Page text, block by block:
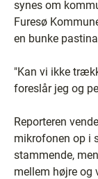
synes om
Furesø
en bunke
"Kan vi ikke
foreslår jeg og
Reporteren
mikrofonen op i
stammende,
mellem højre og